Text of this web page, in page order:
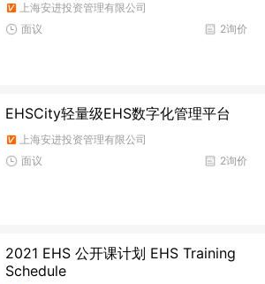
上海安进投资管理有限公司
2询价
面议
EHSCity轻量级EHS数字化管理平台
上海安进投资管理有限公司
2询价
面议
2021 EHS 公开课计划 EHS Training
Schedule